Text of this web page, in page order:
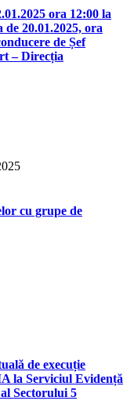
ora 12:00 la
20.01.2025, ora
de Șef
– Direcția
cu grupe de
de execuție
la Serviciul Evidență
Sectorului 5